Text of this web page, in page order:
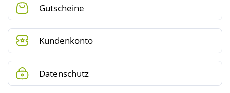
Gutscheine
Kundenkonto
Datenschutz